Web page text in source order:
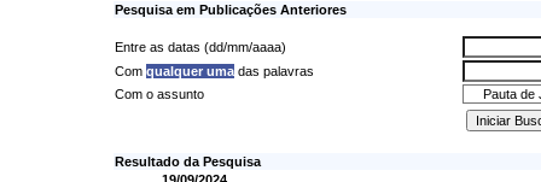
Pesquisa em Publicações Anteriores
Entre as datas (dd/mm/aaaa)
Com qualquer uma das palavras
Com o assunto
Resultado da Pesquisa